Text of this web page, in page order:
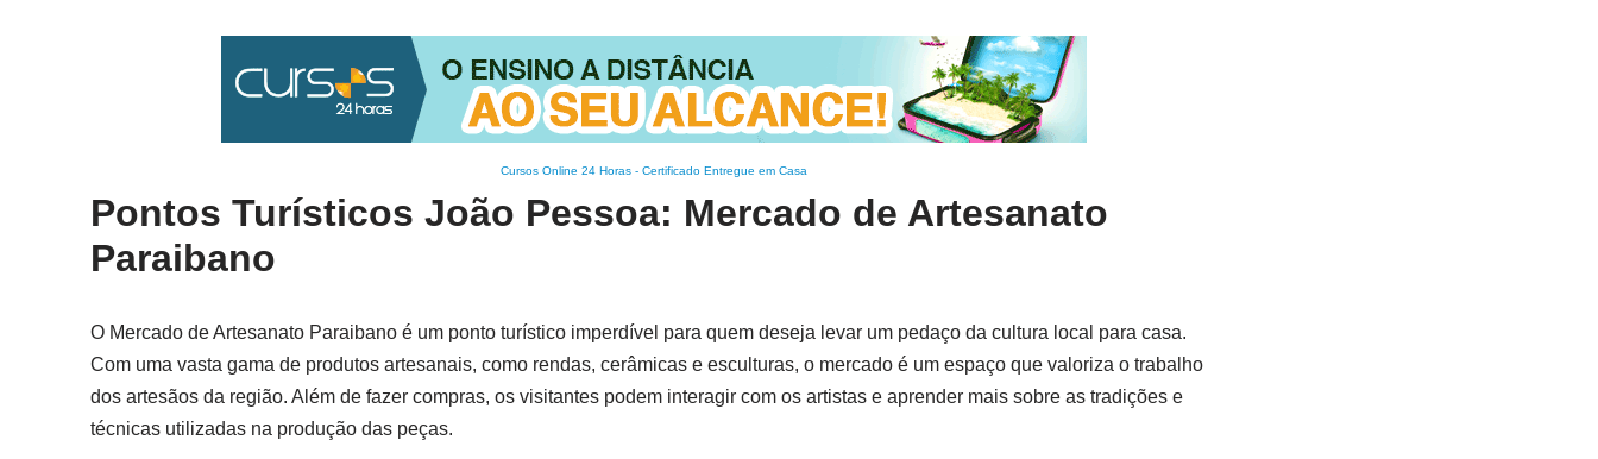
Cursos Online 24 Horas- Certificado Entregue em Casa
Pontos Turísticos João Pessoa: Mercado de Artesanato
Paraibano
O Mercado de Artesanato Paraibano é um ponto turístico imperdível para quem deseja levar um pedaço da cultura local para casa.
Com uma vasta gama de produtos artesanais, como rendas, cerâmicas e esculturas, o mercado é um espaço que valoriza o trabalho
dos artesãos da região. Além de fazer compras, os visitantes podem interagir com os artistas e aprender mais sobre as tradições e
técnicas utilizadas na produção das peças.